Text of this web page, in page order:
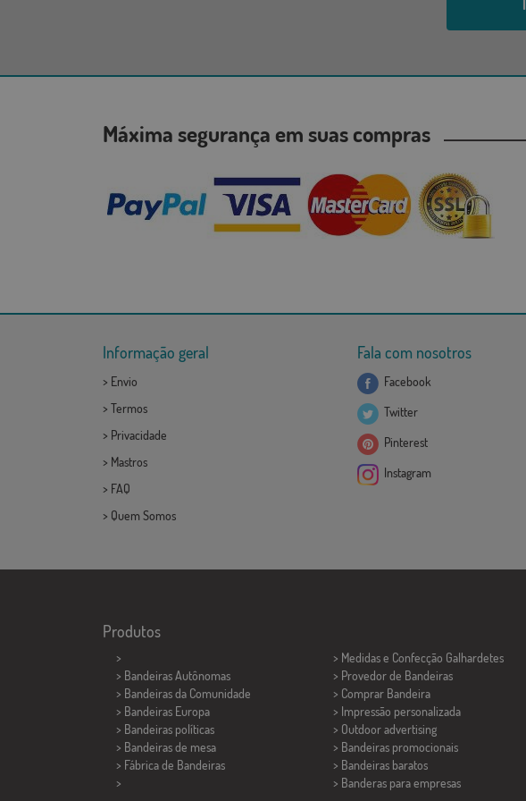
Máxima segurança em suas compras
Informação geral
> Envio
> Termos
> Privacidade
> Mastros
> FAQ
> Quem Somos
Fala com nosotros
Facebook
Twitter
Pinterest
Instagram
Produtos
>
> Bandeiras Autônomas
> Bandeiras da Comunidade
> Bandeiras Europa
> Bandeiras políticas
> Bandeiras de mesa
> Fábrica de Bandeiras
>
> Medidas e Confecção Galhardetes
> Provedor de Bandeiras
> Comprar Bandeira
> Impressão personalizada
> Outdoor advertising
> Bandeiras promocionais
> Bandeiras baratos
> Banderas para empresas